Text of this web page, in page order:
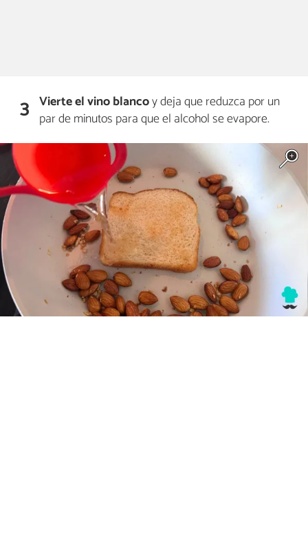
3 Vierte el vino blancoy deja que reduzca por un
par de minutos para que el alcohol se evapore.